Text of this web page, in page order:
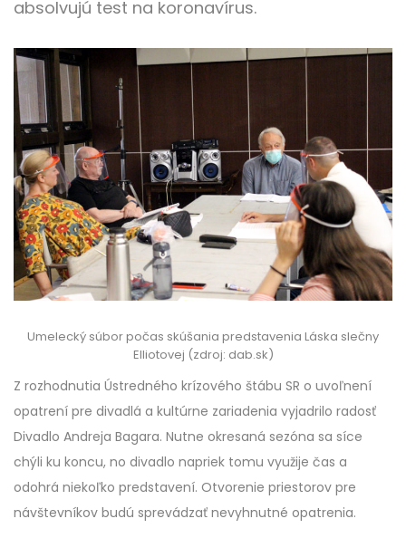
absolvujú test na koronavírus.
Umelecký súbor počas skúšania predstavenia Láska slečny
Elliotovej (zdroj: dab.sk)
Z rozhodnutia Ústredného krízového štábu SR o uvoľnení
opatrení pre divadlá a kultúrne zariadenia vyjadrilo radosť
Divadlo Andreja Bagara. Nutne okresaná sezóna sa síce
chýli ku koncu, no divadlo napriek tomu využije čas a
odohrá niekoľko predstavení. Otvorenie priestorov pre
návštevníkov budú sprevádzať nevyhnutné opatrenia.